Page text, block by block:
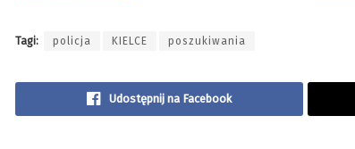
Tagi: policja KIELCE poszukiwania
Udostępnij na Facebook